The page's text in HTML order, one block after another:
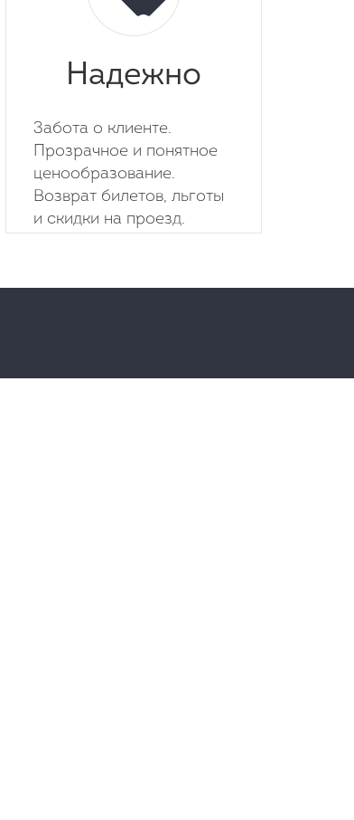
Надежно
Забота о клиенте.
Прозрачное и понятное
ценообразование.
Возврат билетов, льготы
и скидки на проезд.